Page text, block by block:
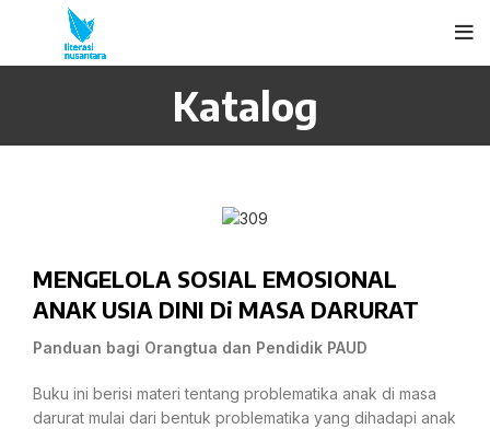
Katalog
MENGELOLA SOSIAL EMOSIONAL
ANAK USIA DINI Di MASA DARURAT
Panduan bagi Orangtua dan Pendidik PAUD
Buku ini berisi materi tentang problematika anak di masa
darurat mulai dari bentuk problematika yang dihadapi anak